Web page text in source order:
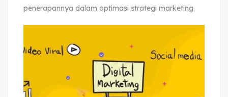
penerapannya dalam optimasi strategi marketing.